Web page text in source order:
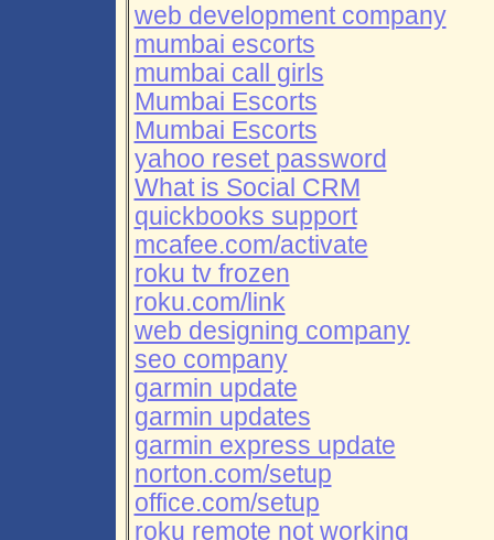
web development company
mumbai escorts
mumbai call girls
Mumbai Escorts
Mumbai Escorts
yahoo reset password
What is Social CRM
quickbooks support
mcafee.com/activate
roku tv frozen
roku.com/link
web designing company
seo company
garmin update
garmin updates
garmin express update
norton.com/setup
office.com/setup
roku remote not working